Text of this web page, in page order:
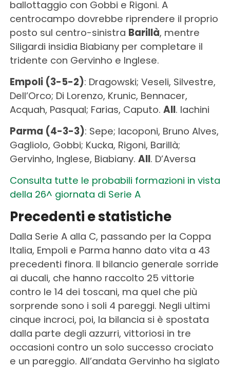
ballottaggio con Gobbi e Rigoni. A
centrocampo dovrebbe riprendere il proprio
posto sul centro-sinistra Barillà, mentre
Siligardi insidia Biabiany per completare il
tridente con Gervinho e Inglese.
Empoli (3-5-2): Dragowski; Veseli, Silvestre,
Dell’Orco; Di Lorenzo, Krunic, Bennacer,
Acquah, Pasqual; Farias, Caputo. All. Iachini
Parma (4-3-3): Sepe; Iacoponi, Bruno Alves,
Gagliolo, Gobbi; Kucka, Rigoni, Barillà;
Gervinho, Inglese, Biabiany. All. D’Aversa
Consulta tutte le probabili formazioni in vista
della 26^ giornata di Serie A
Precedenti e statistiche
Dalla Serie A alla C, passando per la Coppa
Italia, Empoli e Parma hanno dato vita a 43
precedenti finora. Il bilancio generale sorride
ai ducali, che hanno raccolto 25 vittorie
contro le 14 dei toscani, ma quel che più
sorprende sono i soli 4 pareggi. Negli ultimi
cinque incroci, poi, la bilancia si è spostata
dalla parte degli azzurri, vittoriosi in tre
occasioni contro un solo successo crociato
e un pareggio. All’andata Gervinho ha siglato